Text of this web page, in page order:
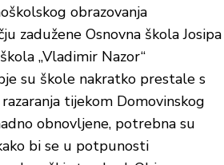
obrazovanja
zadužene Osnovna škola
„Vladimir Nazor“
su škole nakratko prestale s
tijekom Domovinskog
obnovljene, potrebna su
bi se u potpunosti